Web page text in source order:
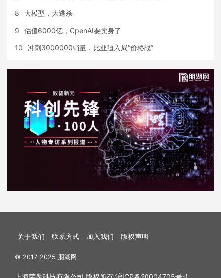
8 大模型，大逃杀
9 估值6000亿，OpenAI要卖身了
10 冲刺3000000销量，比亚迪入局“价格战”
关于我们 联系方式 加入我们 版权声明
© 2017-2025 朋湖网
上海荣墨科技有限公司 版权所有 沪ICP备20004705号-1